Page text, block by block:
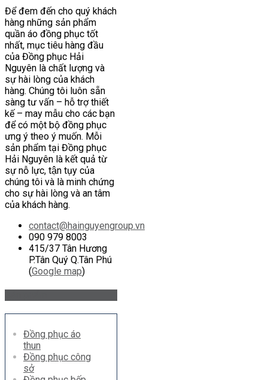
Để đem đến cho quý khách
hàng những sản phẩm
quần áo đồng phục tốt
nhất, mục tiêu hàng đầu
của Đồng phục Hải
Nguyên là chất lượng và
sự hài lòng của khách
hàng. Chúng tôi luôn sẵn
sàng tư vấn – hỗ trợ thiết
kế – may mẫu cho các bạn
để có một bộ đồng phục
ưng ý theo ý muốn. Mỗi
sản phẩm tại Đồng phục
Hải Nguyên là kết quả từ
sự nỗ lực, tận tụy của
chúng tôi và là minh chứng
cho sự hài lòng và an tâm
của khách hàng.
contact@hainguyengroup.vn
090 979 8003
415/37 Tân Hương
P.Tân Quý Q.Tân Phú
(Google map)
Đồng phục áo
thun
Đồng phục công
sở